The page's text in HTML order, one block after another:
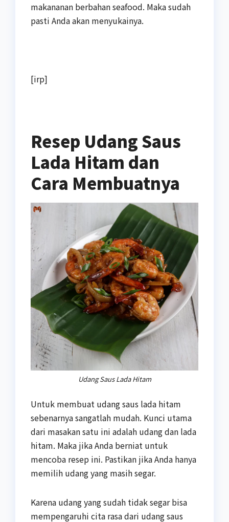
makananan berbahan seafood. Maka sudah
pasti Anda akan menyukainya.
[irp]
Resep Udang Saus
Lada Hitam dan
Cara Membuatnya
Udang Saus Lada Hitam
Untuk membuat udang saus lada hitam
sebenarnya sangatlah mudah. Kunci utama
dari masakan satu ini adalah udang dan lada
hitam. Maka jika Anda berniat untuk
mencoba resep ini. Pastikan jika Anda hanya
memilih udang yang masih segar.
Karena udang yang sudah tidak segar bisa
mempengaruhi cita rasa dari udang saus